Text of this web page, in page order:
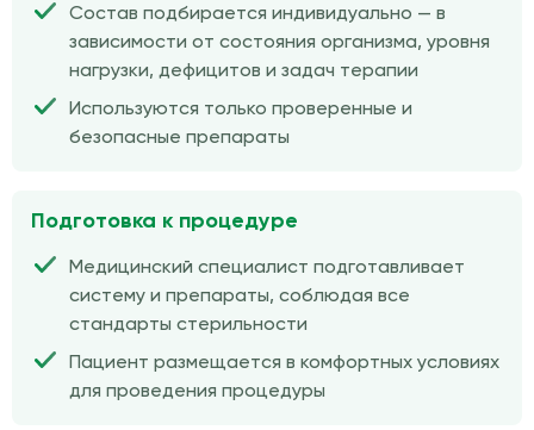
Состав подбирается индивидуально — в
зависимости от состояния организма, уровня
нагрузки, дефицитов и задач терапии
Используются только проверенные и
безопасные препараты
Подготовка к процедуре
Медицинский специалист подготавливает
систему и препараты, соблюдая все
стандарты стерильности
Пациент размещается в комфортных условиях
для проведения процедуры